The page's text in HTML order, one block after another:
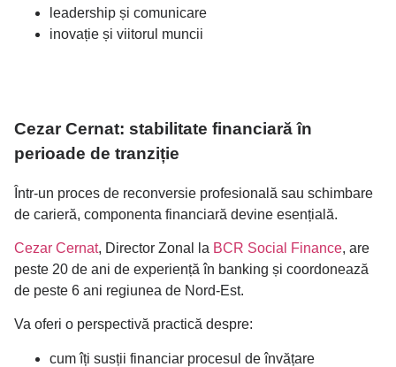
leadership și comunicare
inovație și viitorul muncii
Cezar Cernat: stabilitate financiară în
perioade de tranziție
Într-un proces de reconversie profesională sau schimbare
de carieră, componenta financiară devine esențială.
Cezar Cernat, Director Zonal la BCR Social Finance, are
peste 20 de ani de experiență în banking și coordonează
de peste 6 ani regiunea de Nord-Est.
Va oferi o perspectivă practică despre:
cum îți susții financiar procesul de învățare